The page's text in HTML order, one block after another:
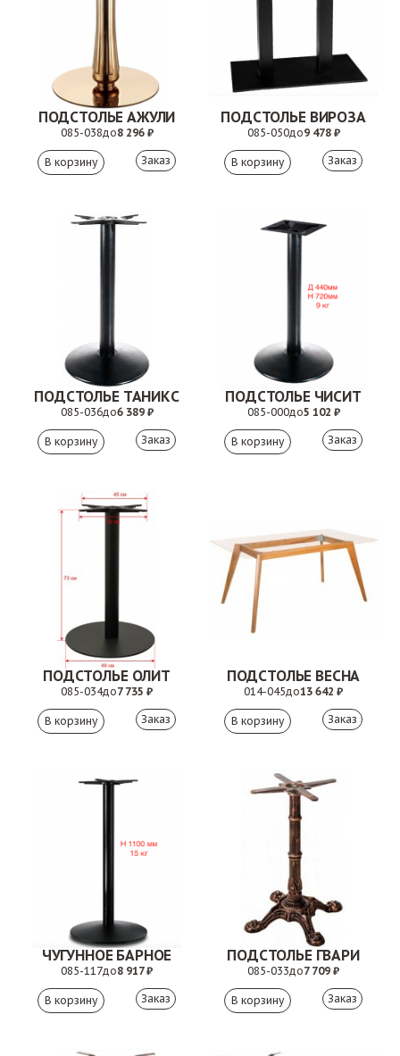
ПОДСТОЛЬЕ АЖУЛИ
085-038до8 296 ₽
Заказ
ПОДСТОЛЬЕ ВИРОЗА
085-050до9 478 ₽
Заказ
ПОДСТОЛЬЕ ТАНИКС
085-036до6 389 ₽
Заказ
ПОДСТОЛЬЕ ЧИСИТ
085-000до5 102 ₽
Заказ
ПОДСТОЛЬЕ ОЛИТ
085-034до7 735 ₽
Заказ
ПОДСТОЛЬЕ ВЕСНА
014-045до13 642 ₽
Заказ
ЧУГУННОЕ БАРНОЕ
085-117до8 917 ₽
Заказ
ПОДСТОЛЬЕ ГВАРИ
085-033до7 709 ₽
Заказ